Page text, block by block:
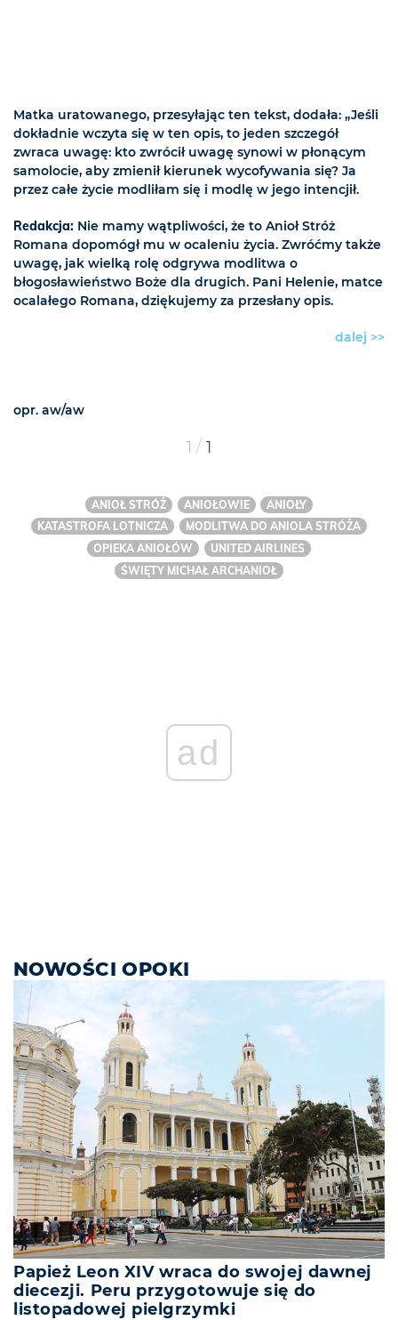
Matka uratowanego, przesyłając ten tekst, dodała: „Jeśli
dokładnie wczyta się w ten opis, to jeden szczegół
zwraca uwagę: kto zwrócił uwagę synowi w płonącym
samolocie, aby zmienił kierunek wycofywania się? Ja
przez całe życie modliłam się i modlę w jego intencjił.
Redakcja: Nie mamy wątpliwości, że to Anioł Stróż
Romana dopomógł mu w ocaleniu życia. Zwróćmy także
uwagę, jak wielką rolę odgrywa modlitwa o
błogosławieństwo Boże dla drugich. Pani Helenie, matce
ocalałego Romana, dziękujemy za przesłany opis.
dalej >>
opr. aw/aw
1 / 1
ANIOŁ STRÓŻ ANIOŁOWIE
ANIOŁY
KATASTROFA LOTNICZA
MODLITWA DO ANIOLA STRÓŻA
OPIEKA ANIOŁÓW
UNITED AIRLINES
ŚWIĘTY MICHAŁ ARCHANIOŁ
ad
NOWOŚCI OPOKI
Papież Leon XIV wraca do swojej dawnej
diecezji. Peru przygotowuje się do
listopadowej pielgrzymki